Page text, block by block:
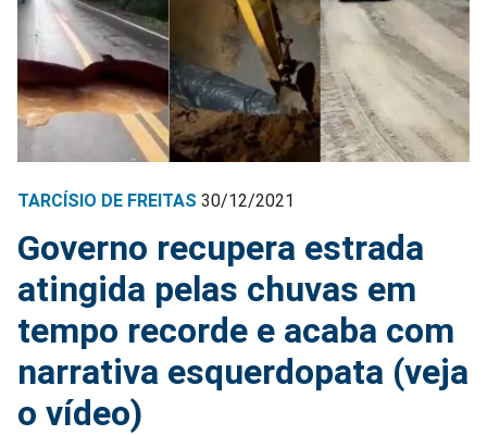
TARCÍSIO DE FREITAS 30/12/2021
Governo recupera estrada
atingida pelas chuvas em
tempo recorde e acaba com
narrativa esquerdopata (veja
o vídeo)